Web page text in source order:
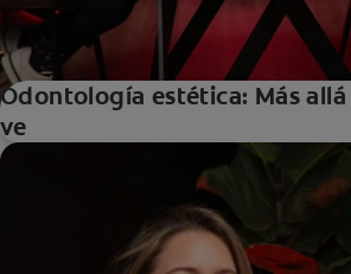
Odontología estética: Más
ve